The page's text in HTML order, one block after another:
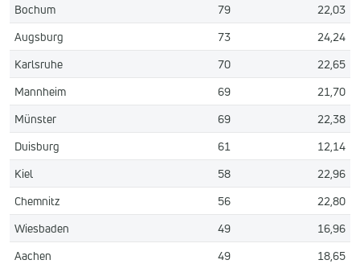
Bochum
79
22,03
Augsburg
73
24,24
Karlsruhe
70
22,65
Mannheim
69
21,70
Münster
69
22,38
Duisburg
61
12,14
Kiel
58
22,96
Chemnitz
56
22,80
Wiesbaden
49
16,96
Aachen
49
18,65